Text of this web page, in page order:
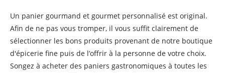
Un panier gourmand et gourmet personnalisé est original.
Afin de ne pas vous tromper, il vous suffit clairement de
sélectionner les bons produits provenant de notre boutique
d'épicerie fine puis de l’offrir à la personne de votre choix.
Songez à acheter des paniers gastronomiques à toutes les